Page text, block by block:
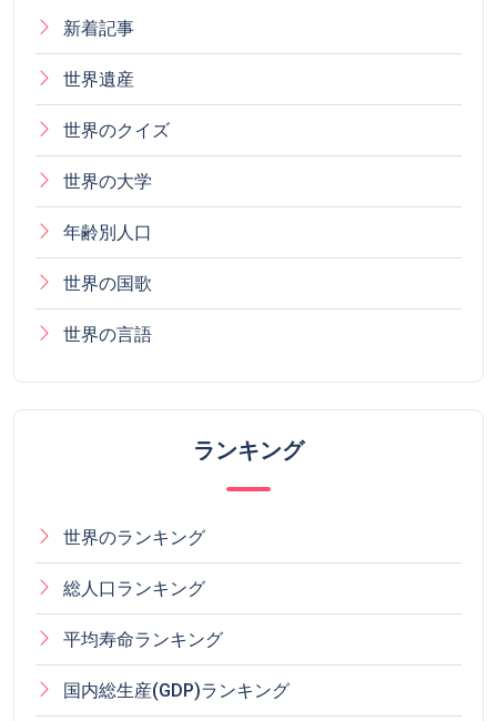
新着記事
世界遺産
世界のクイズ
世界の大学
年齢別人口
世界の国歌
世界の言語
ランキング
世界のランキング
総人口ランキング
平均寿命ランキング
国内総生産(GDP)ランキング